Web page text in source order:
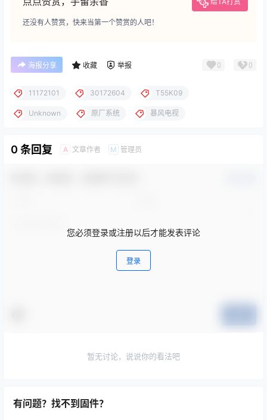
还没有人赞赏，快来当第一个赞赏的人吧！
海报分享 收藏 举报 0 0
11172101 30172604 T55K09
Unknown 原厂系统 暴风电视
0 条回复 A 文章作者 M 管理员
您必须登录或注册以后才能发表评论
登录
暂无讨论，说说你的看法吧
有问题？找不到固件？